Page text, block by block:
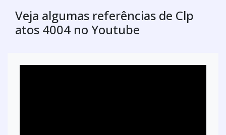
Veja algumas referências de Clp
atos 4004 no Youtube